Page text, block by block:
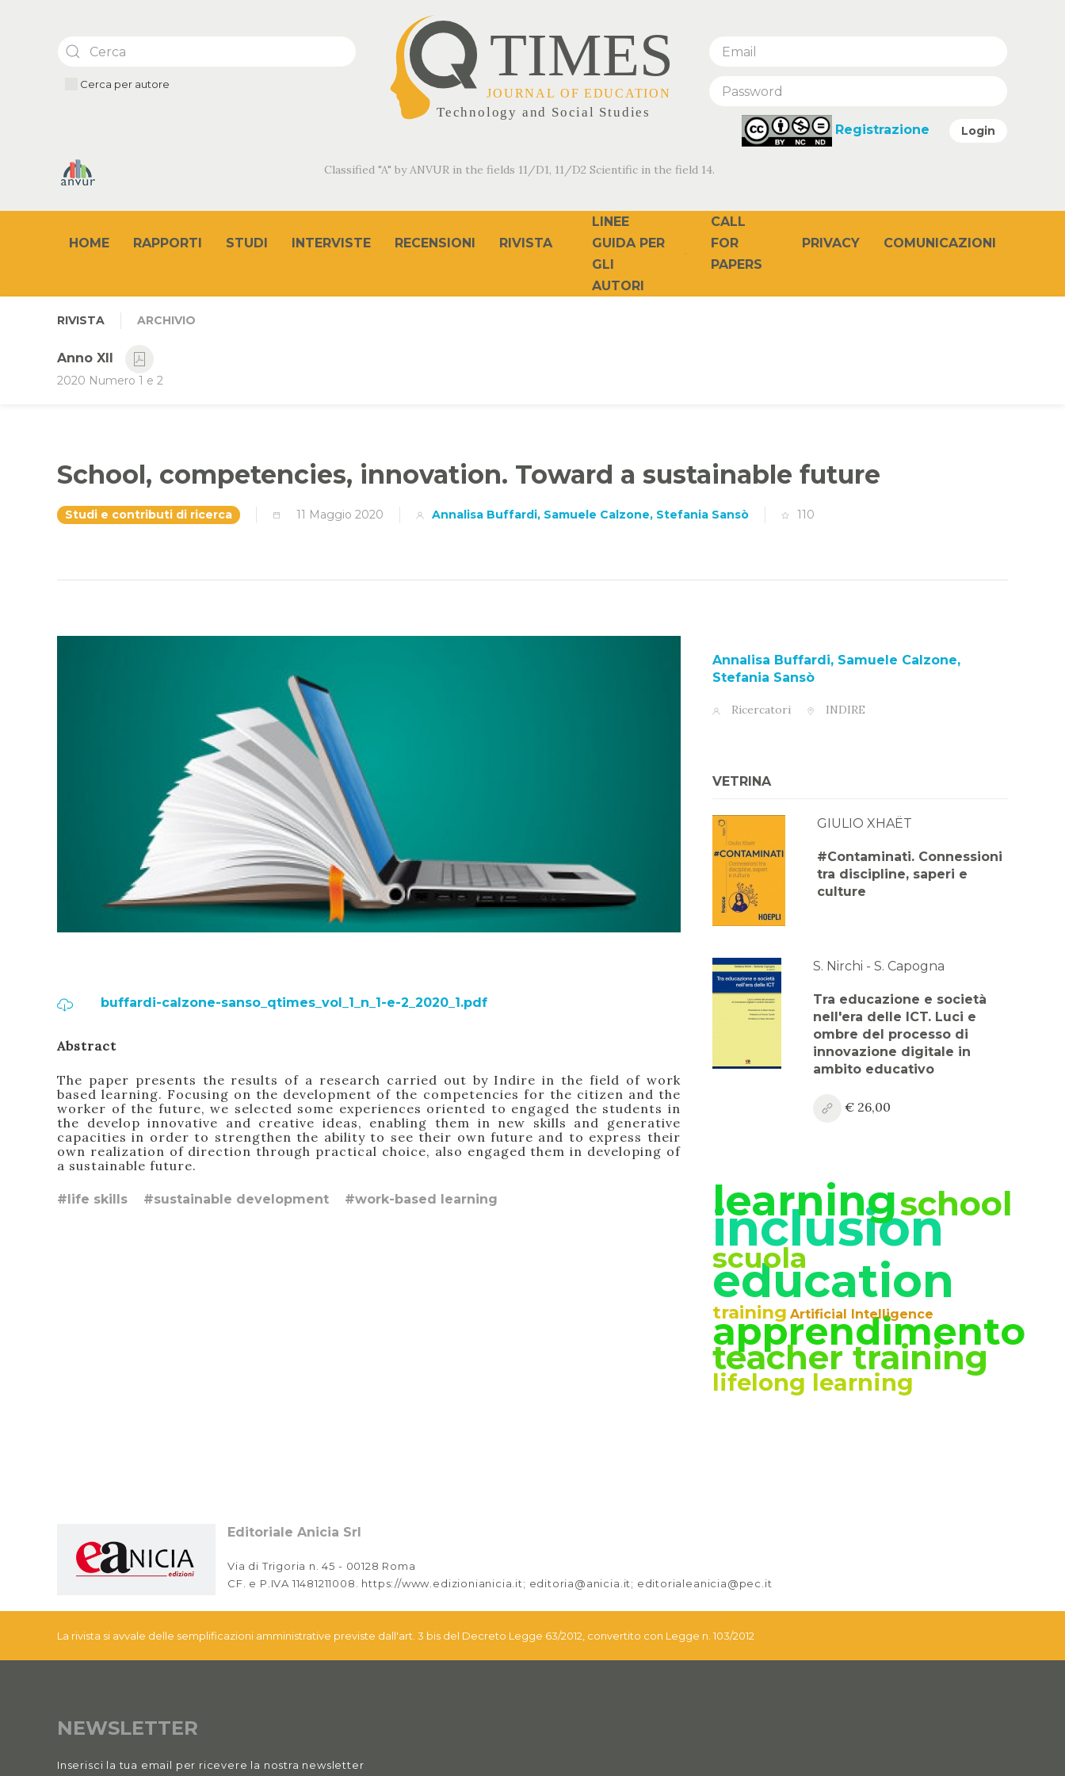
Cerca per autore
Registrazione Login
Classified "A" by ANVUR in the fields 11/D1, 11/D2 Scientific in the field 14.
HOME RAPPORTI STUDI INTERVISTE RECENSIONI RIVISTA
LINEE
GUIDA PER
GLI
AUTORI
CALL
FOR
PAPERS
PRIVACY COMUNICAZIONI
RIVISTA ARCHIVIO
Anno XII
2020 Numero 1 e 2
School, competencies, innovation. Toward a sustainable future
Studi e contributi di ricerca 11 Maggio 2020 Annalisa Buffardi, Samuele Calzone, Stefania Sansò 110
buffardi-calzone-sanso_qtimes_vol_1_n_1-e-2_2020_1.pdf
Abstract
The paper presents the results of a research carried out by Indire in the field of work
based learning. Focusing on the development of the competencies for the citizen and the
worker of the future, we selected some experiences oriented to engaged the students in
the develop innovative and creative ideas, enabling them in new skills and generative
capacities in order to strengthen the ability to see their own future and to express their
own realization of direction through practical choice, also engaged them in developing of
a sustainable future.
#life skills #sustainable development #work-based learning
Annalisa Buffardi, Samuele Calzone,
Stefania Sansò
Ricercatori INDIRE
VETRINA
GIULIO XHAËT
#Contaminati. Connessioni
tra discipline, saperi e
culture
S. Nirchi - S. Capogna
Tra educazione e società
nell'era delle ICT. Luci e
ombre del processo di
innovazione digitale in
ambito educativo
€ 26,00
learningschool
inclusion
scuola
education
training Artificial Intelligence
apprendimento
teacher training
lifelong learning
Editoriale Anicia Srl
Via di Trigoria n. 45 - 00128 Roma
CF. e P.IVA 11481211008. https://www.edizionianicia.it; editoria@anicia.it; editorialeanicia@pec.it
La rivista si avvale delle semplificazioni amministrative previste dall'art. 3 bis del Decreto Legge 63/2012, convertito con Legge n. 103/2012
NEWSLETTER
Inserisci la tua email per ricevere la nostra newsletter